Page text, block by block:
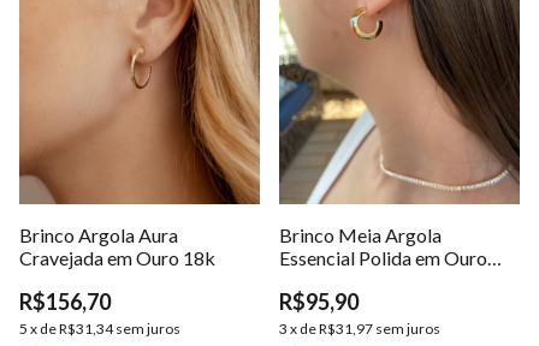
Brinco Argola Aura
Cravejada em Ouro 18k
R$156,70
5 x deR$31,34 sem juros
Brinco Meia Argola
Essencial Polida em Ouro
R$95,90
3 x deR$31,97 sem juros